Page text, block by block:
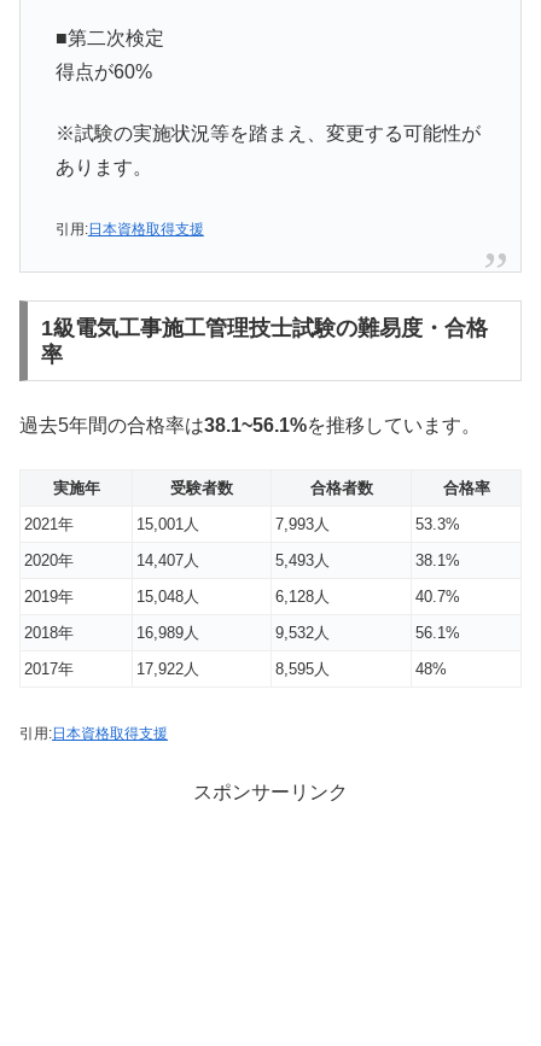
■第二次検定
得点が60%
※試験の実施状況等を踏まえ、変更する可能性が
あります。
引用:日本資格取得支援
1級電気工事施工管理技士試験の難易度・合格
率
過去5年間の合格率は38.1~56.1%を推移しています。
実施年 受験者数 合格者数
合格率
2021年
15,001人 7,993人
53.3%
2020年
14,407人 5,493人
38.1%
2019年
15,048人 6,128人
40.7%
2018年
16,989人 9,532人
56.1%
2017年
17,922人 8,595人 48%
引用:日本資格取得支援
スポンサーリンク